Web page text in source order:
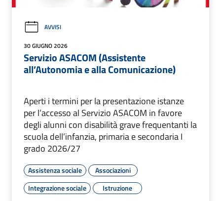
AVVISI
30 GIUGNO 2026
Servizio ASACOM (Assistente
all’Autonomia e alla Comunicazione)
Aperti i termini per la presentazione istanze
per l’accesso al Servizio ASACOM in favore
degli alunni con disabilità grave frequentanti la
scuola dell’infanzia, primaria e secondaria I
grado 2026/27
Assistenza sociale
Associazioni
Integrazione sociale
Istruzione